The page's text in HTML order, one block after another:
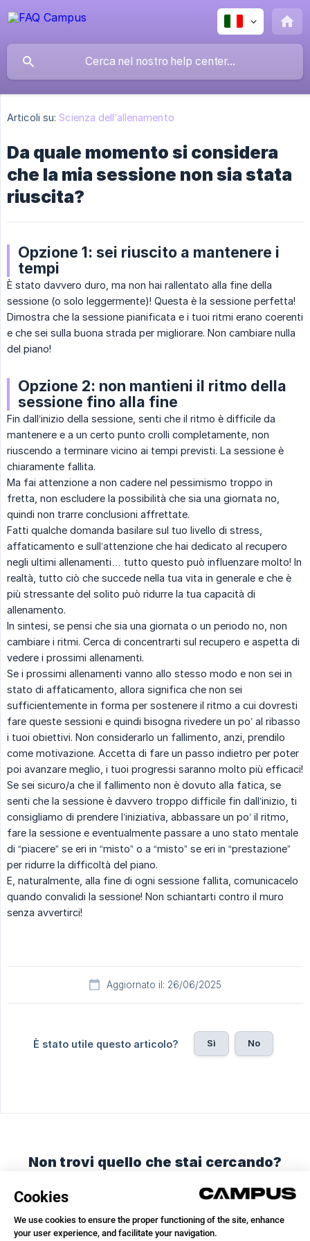
Articoli su: Scienza dell’allenamento
Da quale momento si considera
che la mia sessione non sia stata
riuscita?
Opzione 1: sei riuscito a mantenere i
tempi
È stato davvero duro, ma non hai rallentato alla fine della
sessione (o solo leggermente)! Questa è la sessione perfetta!
Dimostra che la sessione pianificata e i tuoi ritmi erano coerenti
e che sei sulla buona strada per migliorare. Non cambiare nulla
del piano!
Opzione 2: non mantieni il ritmo della
sessione fino alla fine
Fin dall’inizio della sessione, senti che il ritmo è difficile da
mantenere e a un certo punto crolli completamente, non
riuscendo a terminare vicino ai tempi previsti. La sessione è
chiaramente fallita.
Ma fai attenzione a non cadere nel pessimismo troppo in
fretta, non escludere la possibilità che sia una giornata no,
quindi non trarre conclusioni affrettate.
Fatti qualche domanda basilare sul tuo livello di stress,
affaticamento e sull’attenzione che hai dedicato al recupero
negli ultimi allenamenti… tutto questo può influenzare molto! In
realtà, tutto ciò che succede nella tua vita in generale e che è
più stressante del solito può ridurre la tua capacità di
allenamento.
In sintesi, se pensi che sia una giornata o un periodo no, non
cambiare i ritmi. Cerca di concentrarti sul recupero e aspetta di
vedere i prossimi allenamenti.
Se i prossimi allenamenti vanno allo stesso modo e non sei in
stato di affaticamento, allora significa che non sei
sufficientemente in forma per sostenere il ritmo a cui dovresti
fare queste sessioni e quindi bisogna rivedere un po’ al ribasso
i tuoi obiettivi. Non considerarlo un fallimento, anzi, prendilo
come motivazione. Accetta di fare un passo indietro per poter
poi avanzare meglio, i tuoi progressi saranno molto più efficaci!
Se sei sicuro/a che il fallimento non è dovuto alla fatica, se
senti che la sessione è davvero troppo difficile fin dall’inizio, ti
consigliamo di prendere l’iniziativa, abbassare un po’ il ritmo,
fare la sessione e eventualmente passare a uno stato mentale
di “piacere” se eri in “misto” o a “misto” se eri in “prestazione”
per ridurre la difficoltà del piano.
E, naturalmente, alla fine di ogni sessione fallita, comunicacelo
quando convalidi la sessione! Non schiantarti contro il muro
senza avvertirci!
Aggiornato il: 26/06/2025
È stato utile questo articolo? Sì No
Non trovi quello che stai cercando?
Chatta con noi o inviaci un'email.
Chatta con noi Inviaci un'email